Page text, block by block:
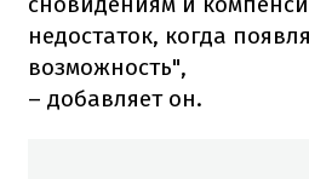
недостаток, когда
возможность",
– добавляет он.